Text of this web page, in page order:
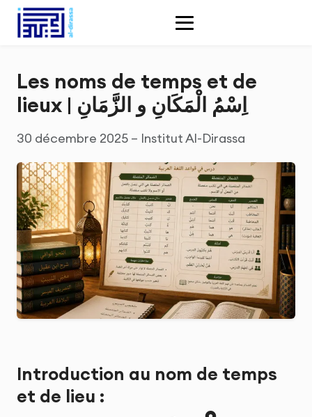
Les noms de temps et de
lieux | اِسْمُ الْمَكَانِ و الزَّمَانِ
30 décembre 2025 – Institut Al-Dirassa
Introduction au nom de temps
et de lieu :